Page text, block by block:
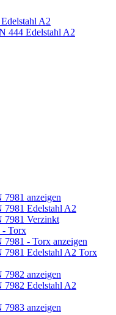
A2
444 Edelstahl A2
7981 anzeigen
7981 Edelstahl A2
7981 Verzinkt
- Torx
7981 - Torx anzeigen
7981 Edelstahl A2 Torx
7982 anzeigen
7982 Edelstahl A2
7983 anzeigen